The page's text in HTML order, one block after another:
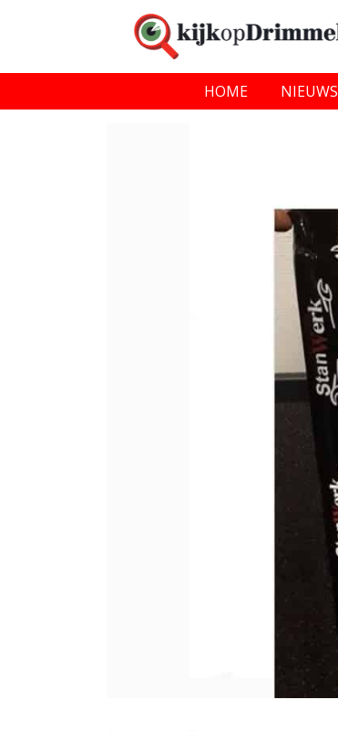
HOME NIEUWS